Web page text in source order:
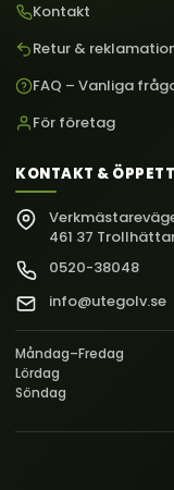
Kontakt
Retur &
FAQ – Vanliga
För företag
KONTAKT &
461 37
0520-38048
info@utegolv.se
Måndag–Fredag
Lördag
Söndag